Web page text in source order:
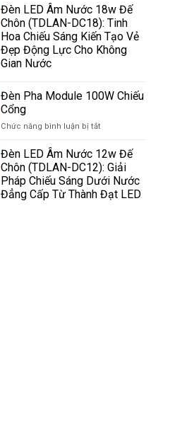
Pha
Module
100W
Chiếu
Sân
Đèn LED Âm Nước 18w Đế
Chôn (TDLAN-DC18): Tinh
Hoa Chiếu Sáng Kiến Tạo Vẻ
Đẹp Động Lực Cho Không
Gian Nước
Đèn Pha Module 100W Chiếu
Cổng
Chức năng bình luận bị tắt
Pha
Module
100W
Chiếu
Cổng
Đèn LED Âm Nước 12w Đế
Chôn (TDLAN-DC12): Giải
Pháp Chiếu Sáng Dưới Nước
Đẳng Cấp Từ Thành Đạt LED